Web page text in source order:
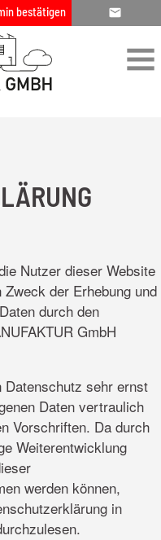
bestätigen
Nutzer dieser Website
der Erhebung und
durch den
GmbH
Datenschutz sehr ernst
Daten vertraulich
Vorschriften. Da durch
Weiterentwicklung
werden können,
in